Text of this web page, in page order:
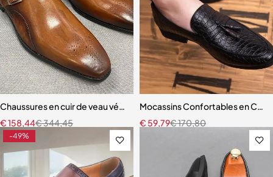
Chaussures en cuir de veau véritable imprimé alligator pour hommes
€344,45
€158,44
Mocassins Confortables en Cuir
€170,80
€ 59,79
-49%